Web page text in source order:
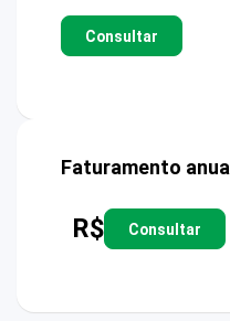
Consultar
Faturamento anual
R$ Consultar